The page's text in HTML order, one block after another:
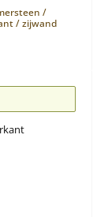
/
/ zijwand